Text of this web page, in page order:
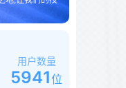
用户数量
5941位